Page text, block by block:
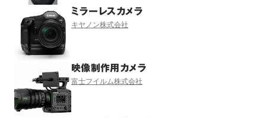
ミラーレスカメラ
キヤノン株式会社
映像制作用カメラ
富士フイルム株式会社